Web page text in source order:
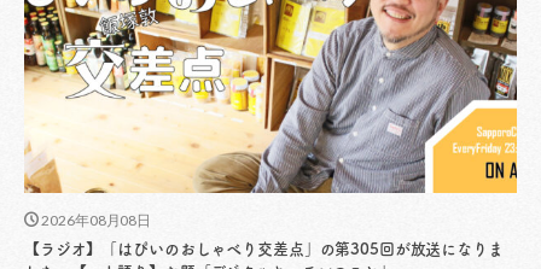
2026年08月08日
【ラジオ】「はぴいのおしゃべり交差点」の第305回が放送になりま